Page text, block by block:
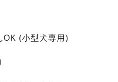
(小型犬専用)